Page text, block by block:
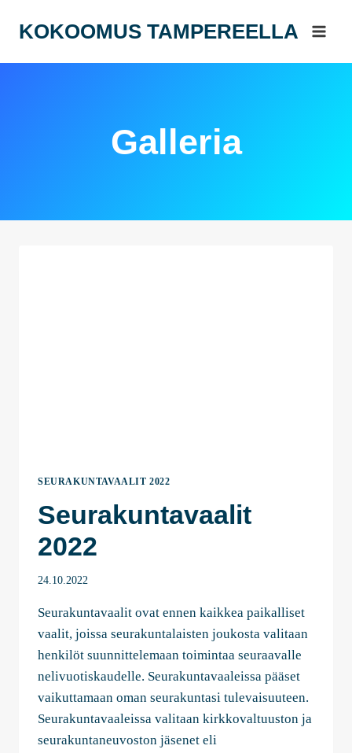
sisältöön
KOKOOMUS TAMPEREELLA
Galleria
SEURAKUNTAVAALIT 2022
Seurakuntavaalit
2022
24.10.2022
Seurakuntavaalit ovat ennen kaikkea paikalliset
vaalit, joissa seurakuntalaisten joukosta valitaan
henkilöt suunnittelemaan toimintaa seuraavalle
nelivuotiskaudelle. Seurakuntavaaleissa pääset
vaikuttamaan oman seurakuntasi tulevaisuuteen.
Seurakuntavaaleissa valitaan kirkkovaltuuston ja
seurakuntaneuvoston jäsenet eli